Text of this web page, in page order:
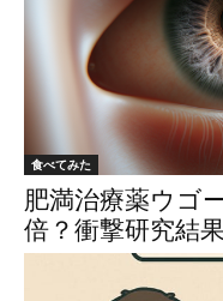
食べてみた
肥満治療薬ウゴ
倍？衝撃研究結果